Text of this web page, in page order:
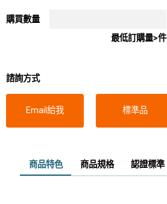
購買數量
最低訂購量>件
諮詢方式
Email給我 標準品
商品特色 商品規格 認證標準